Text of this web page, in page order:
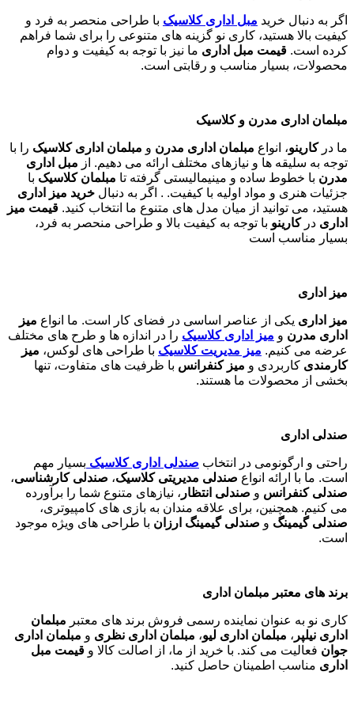
اگر به دنبال خرید مبل اداری کلاسیک با طراحی منحصر به فرد و
کیفیت بالا هستید، کاری نو گزینه های متنوعی را برای شما فراهم
کرده است. قیمت مبل اداری ما نیز با توجه به کیفیت و دوام
محصولات، بسیار مناسب و رقابتی است.
مبلمان اداری مدرن و کلاسیک
ما درکارینو، انواع مبلمان اداری مدرن و مبلمان اداری کلاسیک را با
توجه به سلیقه ها و نیازهای مختلف ارائه می دهیم. از مبل اداری
مدرن با خطوط ساده و مینیمالیستی گرفته تا مبلمان کلاسیک با
جزئیات هنری و مواد اولیه با کیفیت. . اگر به دنبال خرید میز اداری
هستید، می توانید از میان مدل های متنوع ما انتخاب کنید. قیمت میز
اداری درکارینو با توجه به کیفیت بالا و طراحی منحصر به فرد،
بسیار مناسب است
میز اداری
میز اداری یکی از عناصر اساسی در فضای کار است. ما انواع میز
اداری مدرن و میز اداری کلاسیک را در اندازه ها و طرح های مختلف
عرضه می کنیم. میز مدیریت کلاسیک با طراحی های لوکس، میز
کارمندی کاربردی و میز کنفرانس با ظرفیت های متفاوت، تنها
بخشی از محصولات ما هستند.
صندلی اداری
راحتی و ارگونومی در انتخاب صندلی اداری کلاسیک بسیار مهم
است. ما با ارائه انواع صندلی مدیریتی کلاسیک، صندلی کارشناسی،
صندلی کنفرانس و صندلی انتظار ، نیازهای متنوع شما را برآورده
می کنیم. همچنین، برای علاقه مندان به بازی های کامپیوتری،
صندلی گیمینگ و صندلی گیمینگ ارزان با طراحی های ویژه موجود
است.
برند های معتبر مبلمان اداری
کاری نو به عنوان نماینده رسمی فروش برند های معتبر مبلمان
اداری نیلپر ، مبلمان اداری لیو، مبلمان اداری نظری و مبلمان اداری
جوان فعالیت می کند. با خرید از ما، از اصالت کالا و قیمت مبل
اداری مناسب اطمینان حاصل کنید.